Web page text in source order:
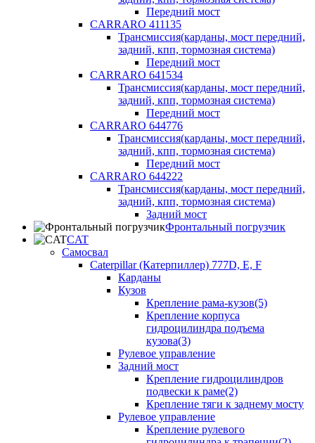
Передний мост
CARRARO 411135
Трансмиссия(карданы, мост передний,
задний, кпп, тормозная система)
Передний мост
CARRARO 641534
Трансмиссия(карданы, мост передний,
задний, кпп, тормозная система)
Передний мост
CARRARO 644776
Трансмиссия(карданы, мост передний,
задний, кпп, тормозная система)
Передний мост
CARRARO 644222
Трансмиссия(карданы, мост передний,
задний, кпп, тормозная система)
Задний мост
Фронтальный погрузчик
CAT
Самосвал
Caterpillar (Катерпиллер) 777D, E, F
Карданы
Кузов
Крепление рама-кузов(5)
Крепление корпуса
гидроцилиндра подъема
кузова(3)
Рулевое управление
Задний мост
Крепление гидроцилиндров
подвески к раме(2)
Крепление тяги к заднему мосту
Рулевое управление
Крепление рулевого